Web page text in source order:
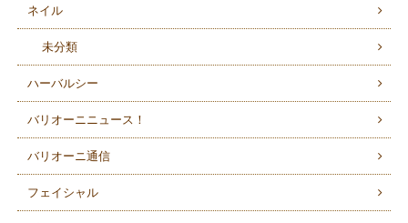
ネイル
未分類
ハーバルシー
バリオーニニュース！
バリオーニ通信
フェイシャル